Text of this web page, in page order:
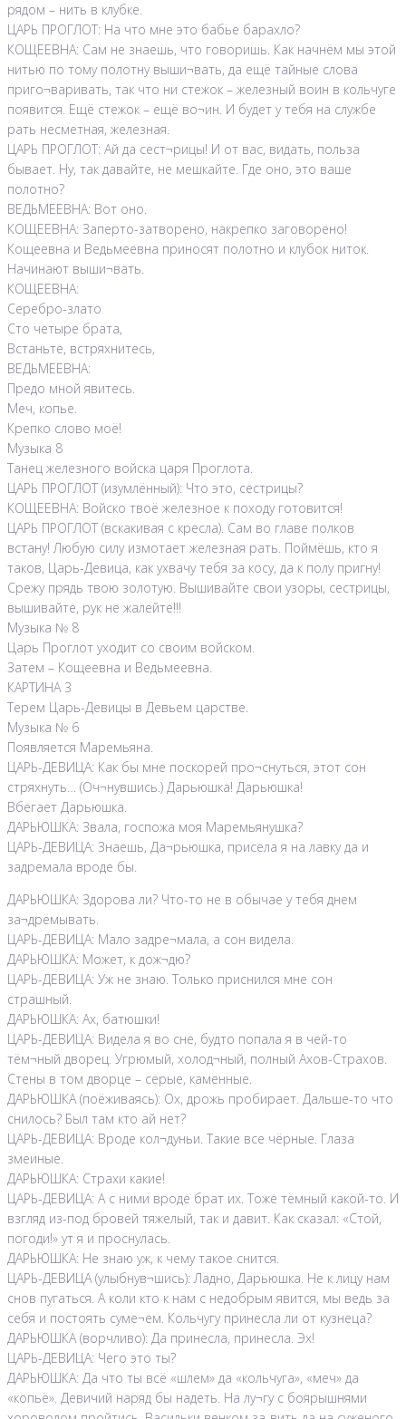
рядом – нить в клубке.
ЦАРЬ ПРОГЛОТ: На что мне это бабье барахло?
КОЩЕЕВНА: Сам не знаешь, что говоришь. Как начнём мы этой
нитью по тому полотну выши¬вать, да ещё тайные слова
приго¬варивать, так что ни стежок – железный воин в кольчуге
появится. Ещё стежок – ещё во¬ин. И будет у тебя на службе
рать несметная, железная.
ЦАРЬ ПРОГЛОТ: Ай да сест¬рицы! И от вас, видать, польза
бывает. Ну, так давайте, не мешкайте. Где оно, это ваше
полотно?
ВЕДЬМЕЕВНА: Вот оно.
КОЩЕЕВНА: Заперто-затворено, накрепко заговорено!
Кощеевна и Ведьмеевна приносят полотно и клубок ниток.
Начинают выши¬вать.
КОЩЕЕВНА:
Серебро-злато
Сто четыре брата,
Встаньте, встряхнитесь,
ВЕДЬМЕЕВНА:
Предо мной явитесь.
Меч, копье.
Крепко слово моё!
Музыка 8
Танец железного войска царя Проглота.
ЦАРЬ ПРОГЛОТ (изумлённый): Что это, сестрицы?
КОЩЕЕВНА: Войско твоё железное к походу готовится!
ЦАРЬ ПРОГЛОТ (вскакивая с кресла). Сам во главе полков
встану! Любую силу измотает железная рать. Поймёшь, кто я
таков, Царь-Девица, как ухвачу тебя за косу, да к полу пригну!
Срежу прядь твою золотую. Вышивайте свои узоры, сестрицы,
вышивайте, рук не жалейте!!!
Музыка № 8
Царь Проглот уходит со своим войском.
Затем – Кощеевна и Ведьмеевна.
КАРТИНА 3
Терем Царь-Девицы в Девьем царстве.
Музыка № 6
Появляется Маремьяна.
ЦАРЬ-ДЕВИЦА: Как бы мне поскорей про¬снуться, этот сон
стряхнуть… (Оч¬нувшись.) Дарьюшка! Дарьюшка!
Вбегает Дарьюшка.
ДАРЬЮШКА: Звала, госпожа моя Маремьянушка?
ЦАРЬ-ДЕВИЦА: Знаешь, Да¬рьюшка, присела я на лавку да и
задремала вроде бы.
ДАРЬЮШКА: Здорова ли? Что-то не в обычае у тебя днем
за¬дрёмывать.
ЦАРЬ-ДЕВИЦА: Мало задре¬мала, а сон видела.
ДАРЬЮШКА: Может, к дож¬дю?
ЦАРЬ-ДЕВИЦА: Уж не знаю. Только приснился мне сон
страшный.
ДАРЬЮШКА: Ах, батюшки!
ЦАРЬ-ДЕВИЦА: Видела я во сне, будто попала я в чей-то
тём¬ный дворец. Угрюмый, холод¬ный, полный Ахов-Страхов.
Стены в том дворце – серые, каменные.
ДАРЬЮШКА (поёживаясь): Ох, дрожь пробирает. Дальше-то что
снилось? Был там кто ай нет?
ЦАРЬ-ДЕВИЦА: Вроде кол¬дуньи. Такие все чёрные. Глаза
змеиные.
ДАРЬЮШКА: Страхи какие!
ЦАРЬ-ДЕВИЦА: А с ними вроде брат их. Тоже тёмный какой-то. И
взгляд из-под бровей тяжелый, так и давит. Как сказал: «Стой,
погоди!» ут я и проснулась.
ДАРЬЮШКА: Не знаю уж, к чему такое снится.
ЦАРЬ-ДЕВИЦА (улыбнув¬шись): Ладно, Дарьюшка. Не к лицу нам
снов пугаться. А коли кто к нам с недобрым явится, мы ведь за
себя и постоять суме¬ем. Кольчугу принесла ли от кузнеца?
ДАРЬЮШКА (ворчливо): Да принесла, принесла. Эх!
ЦАРЬ-ДЕВИЦА: Чего это ты?
ДАРЬЮШКА: Да что ты всё «шлем» да «кольчуга», «меч» да
«копьё». Девичий наряд бы надеть. На лу¬гу с боярышнями